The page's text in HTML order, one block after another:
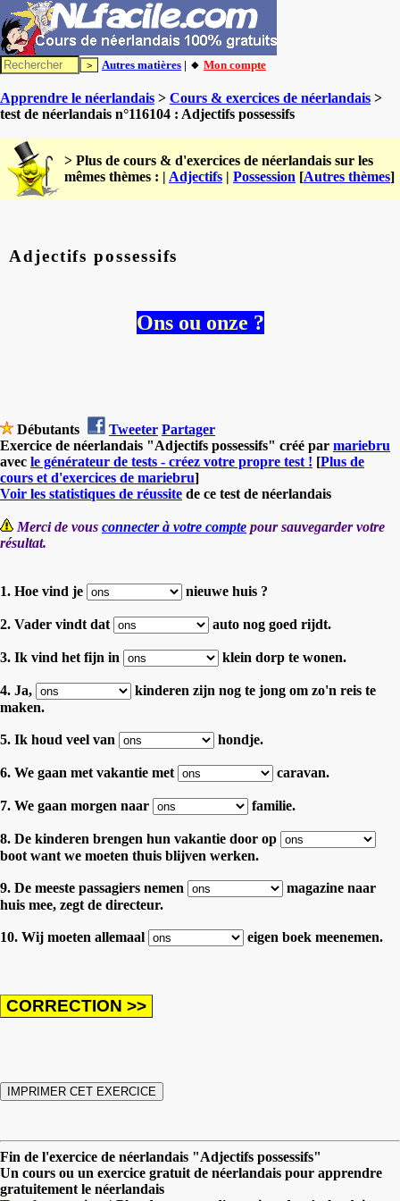
Autres matières | 🔸 Mon compte
Apprendre le néerlandais > Cours & exercices de néerlandais >
test de néerlandais n°116104 : Adjectifs possessifs
> Plus de cours & d'exercices de néerlandais sur les
mêmes thèmes : | Adjectifs | Possession [Autres thèmes]
Adjectifs possessifs
Ons ou onze ?
Débutants Tweeter Partager
Exercice de néerlandais "Adjectifs possessifs" créé par mariebru
avec le générateur de tests - créez votre propre test ! [Plus de
cours et d'exercices de mariebru]
Voir les statistiques de réussite de ce test de néerlandais
Merci de vous connecter à votre compte pour sauvegarder votre
résultat.
1. Hoe vind je nieuwe huis ?
2. Vader vindt dat auto nog goed rijdt.
3. Ik vind het fijn in klein dorp te wonen.
4. Ja,
kinderen zijn nog te jong om zo'n reis te
maken.
5. Ik houd veel van hondje.
6. We gaan met vakantie met caravan.
7. We gaan morgen naar familie.
8. De kinderen brengen hun vakantie door op
boot want we moeten thuis blijven werken.
9. De meeste passagiers nemen
magazine naar
huis mee, zegt de directeur.
10. Wij moeten allemaal eigen boek meenemen.
Fin de l'exercice de néerlandais "Adjectifs possessifs"
Un cours ou un exercice gratuit de néerlandais pour apprendre
gratuitement le néerlandais